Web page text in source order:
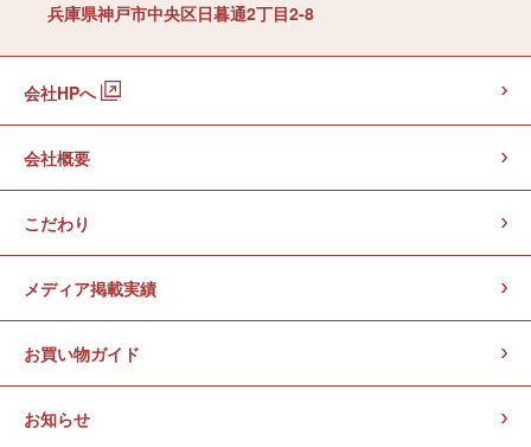
兵庫県神戸市中央区日暮通2丁目2-8
会社HPへ
会社概要
こだわり
メディア掲載実績
お買い物ガイド
お知らせ